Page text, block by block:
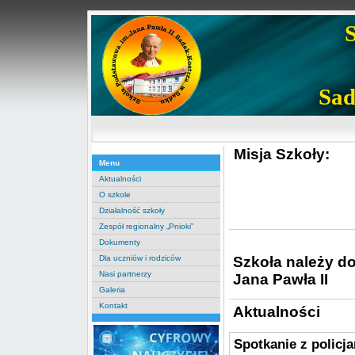
Menu
Aktualności
O szkole
Działalność szkoły
Zespół regionalny „Pnioki”
Dokumenty
Dla uczniów i rodziców
Nasi partnerzy
Galeria
Kontakt
Misja Szkoły:
Szkoła należy
Jana Pawła II
Aktualności
Spotkanie z